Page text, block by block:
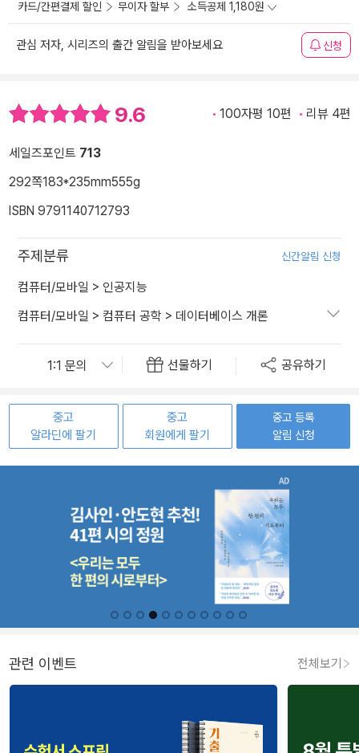
카드/간편결제 할인 무이자 할부 소득공제 1,180원
관심 저자, 시리즈의 출간 알림을 받아보세요 신청
9.6 100자평 10편 리뷰 4편
세일즈포인트 713
292쪽183*235mm555g
ISBN 9791140712793
주제분류 신간알림 신청
컴퓨터/모바일 > 인공지능
컴퓨터/모바일 > 컴퓨터 공학 > 데이터베이스 개론
선물하기 공유하기
중고
알라딘에 팔기
중고
회원에게 팔기
중고 등록
알림 신청
관련 이벤트 전체보기